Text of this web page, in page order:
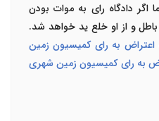
اگر دادگاه رای به موات بودن
و از او خلع ید خواهد شد.
اعتراض به رای کمیسیون زمین
به رای کمیسیون زمین شهری